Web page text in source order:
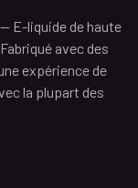
— E-liquide de haute
avec des
expérience de
la plupart des